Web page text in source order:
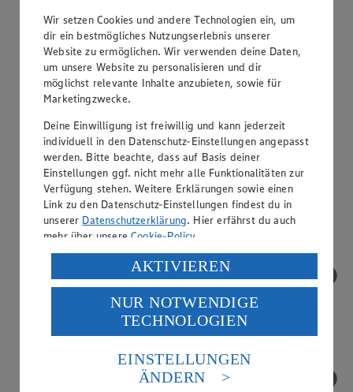
Treueaktionen
Wir setzen Cookies und andere Technologien ein, um
dir ein bestmögliches Nutzungserlebnis unserer
Website zu ermöglichen. Wir verwenden deine Daten,
um unsere Website zu personalisieren und dir
möglichst relevante Inhalte anzubieten, sowie für
Marketingzwecke.
Deine Einwilligung ist freiwillig und kann jederzeit
individuell in den Datenschutz-Einstellungen angepasst
werden. Bitte beachte, dass auf Basis deiner
Einstellungen ggf. nicht mehr alle Funktionalitäten zur
Verfügung stehen. Weitere Erklärungen sowie einen
Link zu den Datenschutz-Einstellungen findest du in
unserer Datenschutzerklärung. Hier erfährst du auch
mehr über unsereCookie-Policy.
Verarbeitung deiner personenbezogenen Daten in den
USA durch Facebook und YouTube:
Wenn du auf „Aktivieren“ klickst, willigst du im Sinne
des Art. 49 Abs. 1 Satz 1 lit. a) DSGVO ein, dass deine
Daten in den USA verarbeitet werden. Der EuGH sieht
die USA als Land mit einem nach europäischen
Standards nicht angemessenen Datenschutzniveau an.
Es besteht das Risiko eines Zugriffs durch US-
AKTIVIEREN
NUR NOTWENDIGE
TECHNOLOGIEN
EINSTELLUNGEN
ÄNDERN